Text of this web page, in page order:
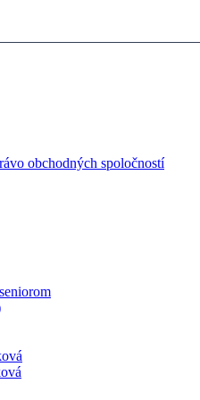
obchodných spoločností